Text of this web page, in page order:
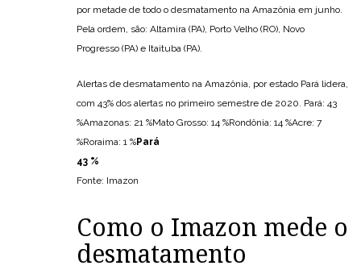
por metade de todo o desmatamento na Amazônia em junho.
Pela ordem, são: Altamira (PA), Porto Velho (RO), Novo
Progresso (PA) e Itaituba (PA).
Alertas de desmatamento na Amazônia, por estado Pará lidera,
com 43% dos alertas no primeiro semestre de 2020. Pará: 43
%Amazonas: 21 %Mato Grosso: 14 %Rondônia: 14 %Acre: 7
%Roraima: 1 %Pará
43 %
Fonte: Imazon
Como o Imazon mede o
desmatamento